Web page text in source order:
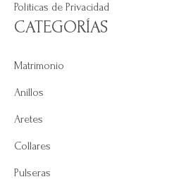
Políticas de Privacidad
CATEGORÍAS
Matrimonio
Anillos
Aretes
Collares
Pulseras